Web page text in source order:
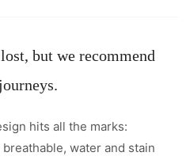
but we recommend
hits all the marks:
water and stain